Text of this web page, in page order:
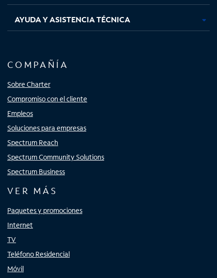
AYUDA Y ASISTENCIA TÉCNICA
COMPAÑÍA
Sobre Charter
Compromiso con el cliente
Empleos
Soluciones para empresas
Spectrum Reach
Spectrum Community Solutions
Spectrum Business
VER MÁS
Paquetes y promociones
Internet
TV
Teléfono Residencial
Móvil